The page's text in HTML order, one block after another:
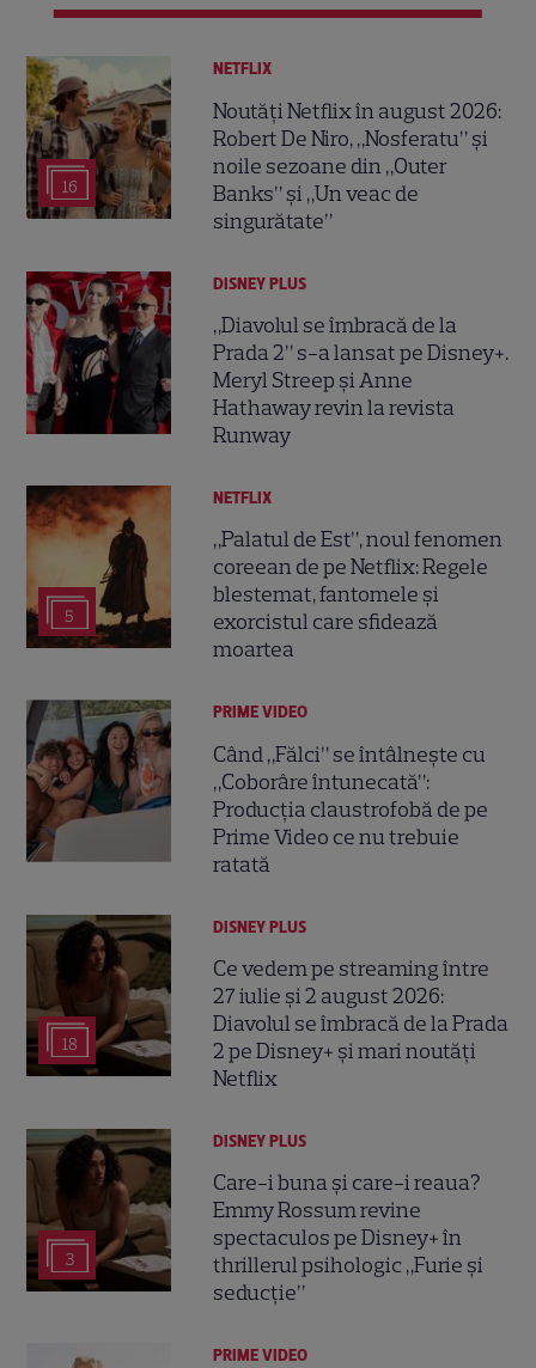
16
NETFLIX
Noutăți Netflix în august 2026:
Robert De Niro, „Nosferatu” și
noile sezoane din „Outer
Banks” și „Un veac de
singurătate”
DISNEY PLUS
„Diavolul se îmbracă de la
Prada 2” s-a lansat pe Disney+.
Meryl Streep și Anne
Hathaway revin la revista
Runway
5
NETFLIX
„Palatul de Est”, noul fenomen
coreean de pe Netflix: Regele
blestemat, fantomele și
exorcistul care sfidează
moartea
PRIME VIDEO
Când „Fălci” se întâlnește cu
„Coborâre întunecată”:
Producția claustrofobă de pe
Prime Video ce nu trebuie
ratată
18
DISNEY PLUS
Ce vedem pe streaming între
27 iulie și 2 august 2026:
Diavolul se îmbracă de la Prada
2 pe Disney+ și mari noutăți
Netflix
3
DISNEY PLUS
Care-i buna și care-i reaua?
Emmy Rossum revine
spectaculos pe Disney+ în
thrillerul psihologic „Furie și
seducție”
PRIME VIDEO